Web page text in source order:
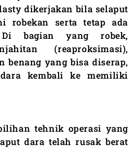
dikerjakan bila selaput
robekan serta tetap ada
bagian yang robek,
(reaproksimasi),
benang yang bisa diserap,
kembali ke memiliki
tehnik operasi yang
dara telah rusak berat